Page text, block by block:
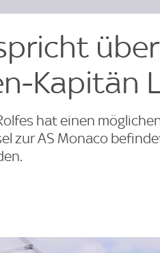
Kapitän
hat einen
zur AS Monaco